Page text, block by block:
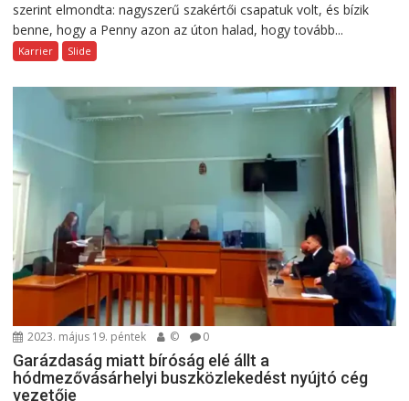
szerint elmondta: nagyszerű szakértői csapatuk volt, és bízik
benne, hogy a Penny azon az úton halad, hogy tovább...
Karrier Slide
2023. május 19. péntek © 0
Garázdaság miatt bíróság elé állt a
hódmezővásárhelyi buszközlekedést nyújtó cég
vezetője